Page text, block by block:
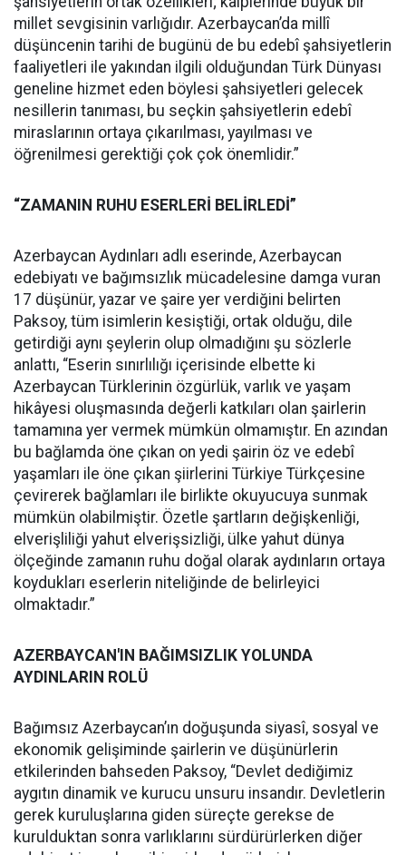
millet sevgisinin varlığıdır. Azerbaycan’da millî
düşüncenin tarihi de bugünü de bu edebî şahsiyetlerin
faaliyetleri ile yakından ilgili olduğundan Türk Dünyası
geneline hizmet eden böylesi şahsiyetleri gelecek
nesillerin tanıması, bu seçkin şahsiyetlerin edebî
miraslarının ortaya çıkarılması, yayılması ve
öğrenilmesi gerektiği çok çok önemlidir.”
“ZAMANIN RUHU ESERLERİ BELİRLEDİ”
Azerbaycan Aydınları adlı eserinde, Azerbaycan
edebiyatı ve bağımsızlık mücadelesine damga vuran
17 düşünür, yazar ve şaire yer verdiğini belirten
Paksoy, tüm isimlerin kesiştiği, ortak olduğu, dile
getirdiği aynı şeylerin olup olmadığını şu sözlerle
anlattı, “Eserin sınırlılığı içerisinde elbette ki
Azerbaycan Türklerinin özgürlük, varlık ve yaşam
hikâyesi oluşmasında değerli katkıları olan şairlerin
tamamına yer vermek mümkün olmamıştır. En azından
bu bağlamda öne çıkan on yedi şairin öz ve edebî
yaşamları ile öne çıkan şiirlerini Türkiye Türkçesine
çevirerek bağlamları ile birlikte okuyucuya sunmak
mümkün olabilmiştir. Özetle şartların değişkenliği,
elverişliliği yahut elverişsizliği, ülke yahut dünya
ölçeğinde zamanın ruhu doğal olarak aydınların ortaya
koydukları eserlerin niteliğinde de belirleyici
olmaktadır.”
AZERBAYCAN'IN BAĞIMSIZLIK YOLUNDA
AYDINLARIN ROLÜ
Bağımsız Azerbaycan’ın doğuşunda siyasî, sosyal ve
ekonomik gelişiminde şairlerin ve düşünürlerin
etkilerinden bahseden Paksoy, “Devlet dediğimiz
aygıtın dinamik ve kurucu unsuru insandır. Devletlerin
gerek kuruluşlarına giden süreçte gerekse de
kurulduktan sonra varlıklarını sürdürürlerken diğer